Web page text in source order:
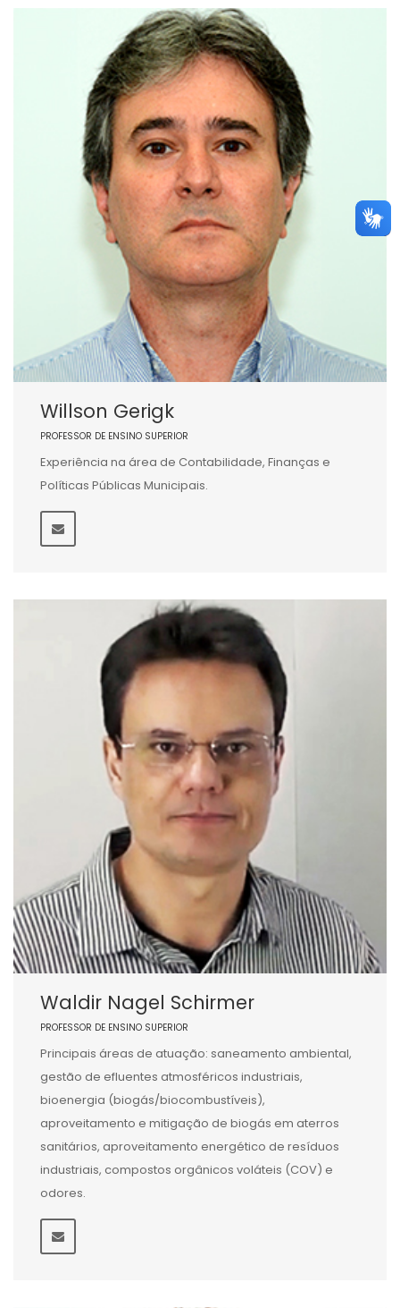
Willson Gerigk
PROFESSOR DE ENSINO SUPERIOR
Experiência na área de Contabilidade, Finanças e
Políticas Públicas Municipais.
Waldir Nagel Schirmer
PROFESSOR DE ENSINO SUPERIOR
Principais áreas de atuação: saneamento ambiental,
gestão de efluentes atmosféricos industriais,
bioenergia (biogás/biocombustíveis),
aproveitamento e mitigação de biogás em aterros
sanitários, aproveitamento energético de resíduos
industriais, compostos orgânicos voláteis (COV) e
odores.